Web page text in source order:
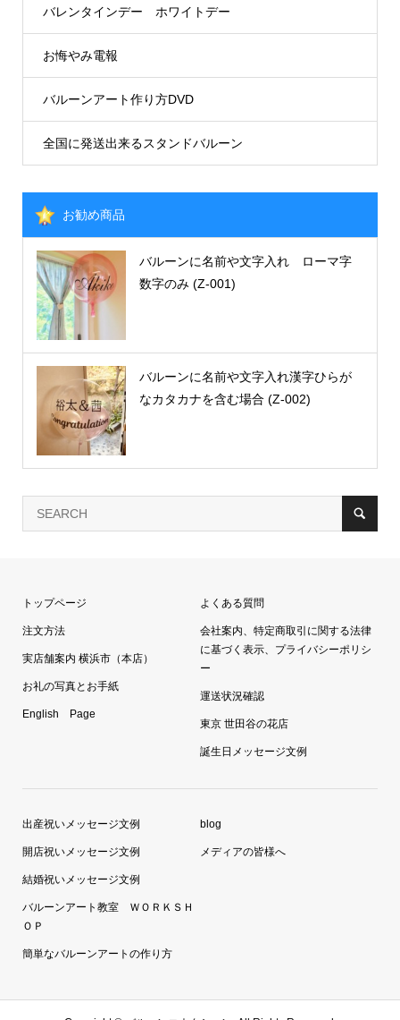
バレンタインデー ホワイトデー
お悔やみ電報
バルーンアート作り方DVD
全国に発送出来るスタンドバルーン
お勧め商品
バルーンに名前や文字入れ ローマ字
数字のみ (Z-001)
バルーンに名前や文字入れ漢字ひらが
なカタカナを含む場合 (Z-002)
トップページ
注文方法
実店舗案内 横浜市（本店）
お礼の写真とお手紙
English Page
よくある質問
会社案内、特定商取引に関する法律
に基づく表示、プライバシーポリシ
ー
運送状況確認
東京 世田谷の花店
誕生日メッセージ文例
出産祝いメッセージ文例
開店祝いメッセージ文例
結婚祝いメッセージ文例
バルーンアート教室 ＷＯＲＫＳＨ
ＯＰ
簡単なバルーンアートの作り方
blog
メディアの皆様へ